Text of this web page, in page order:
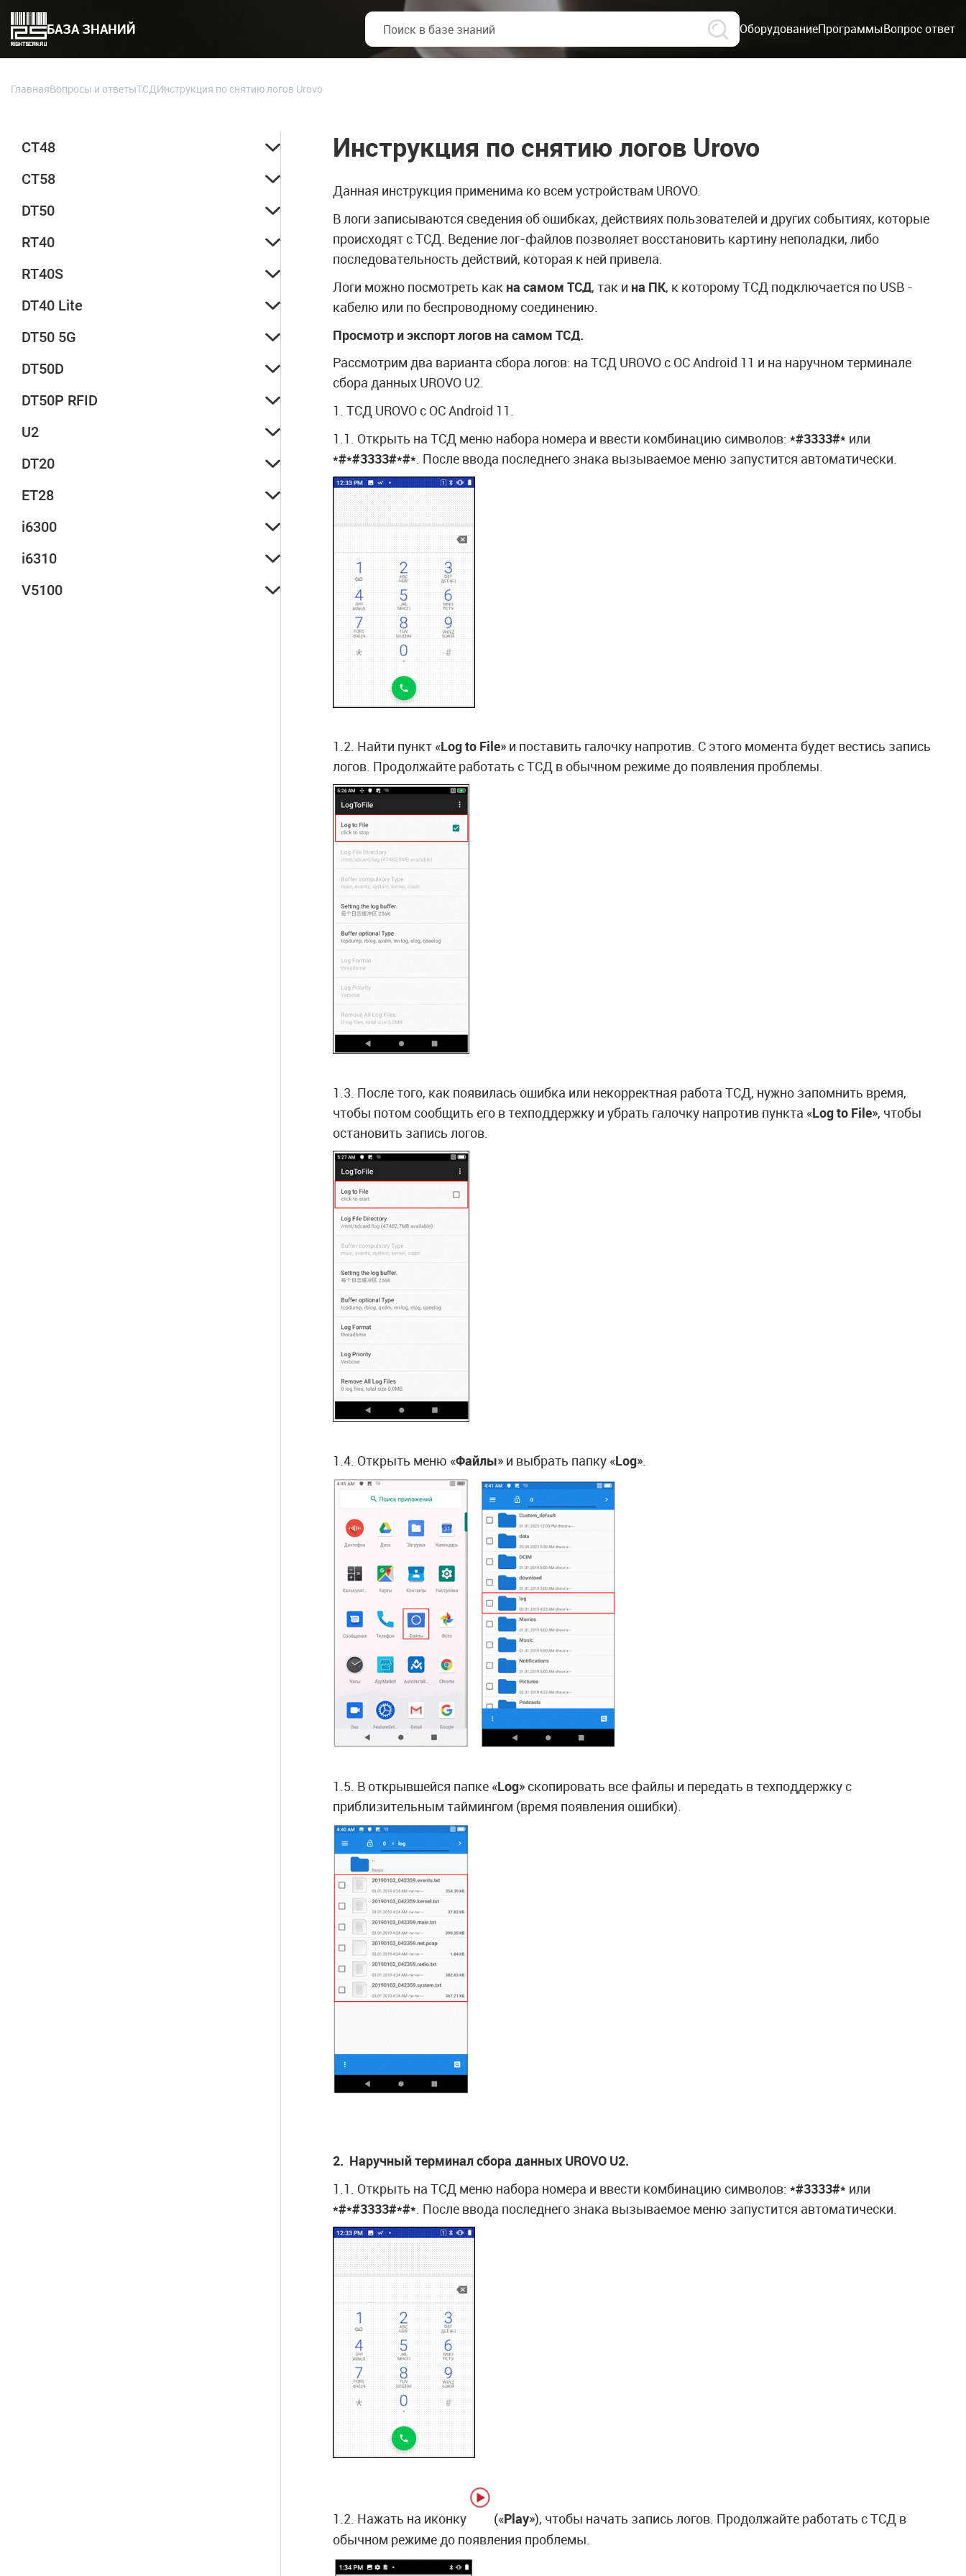
БАЗА ЗНАНИЙ ОборудованиеПрограммыВопрос ответ
ГлавнаяВопросы и ответыТСДИнструкция по снятию логов Urovo
CT48
CT58
DT50
RT40
RT40S
DT40 Lite
DT50 5G
DT50D
DT50P RFID
U2
DT20
ET28
i6300
i6310
V5100
Инструкция по снятию логов Urovo
Данная инструкция применима ко всем устройствам UROVO.
В логи записываются сведения об ошибках, действиях пользователей и других событиях, которые
происходят с ТСД. Ведение лог-файлов позволяет восстановить картину неполадки, либо
последовательность действий, которая к ней привела.
Логи можно посмотреть как на самом ТСД, так и на ПК, к которому ТСД подключается по USB -
кабелю или по беспроводному соединению.
Просмотр и экспорт логов на самом ТСД.
Рассмотрим два варианта сбора логов: на ТСД UROVO с ОС Android 11 и на наручном терминале
сбора данных UROVO U2.
1. ТСД UROVO с ОС Android 11.
1.1. Открыть на ТСД меню набора номера и ввести комбинацию символов: *#3333#* или
*#*#3333#*#*. После ввода последнего знака вызываемое меню запустится автоматически.
1.2. Найти пункт «Log to File» и поставить галочку напротив. С этого момента будет вестись запись
логов. Продолжайте работать с ТСД в обычном режиме до появления проблемы.
1.3. После того, как появилась ошибка или некорректная работа ТСД, нужно запомнить время,
чтобы потом сообщить его в техподдержку и убрать галочку напротив пункта «Log to File», чтобы
остановить запись логов.
1.4. Открыть меню «Файлы» и выбрать папку «Log».
1.5. В открывшейся папке «Log» скопировать все файлы и передать в техподдержку с
приблизительным таймингом (время появления ошибки).
2. Наручный терминал сбора данных UROVO U2.
1.1. Открыть на ТСД меню набора номера и ввести комбинацию символов: *#3333#* или
*#*#3333#*#* . После ввода последнего знака вызываемое меню запустится автоматически.
1.2. Нажать на иконку («Play»), чтобы начать запись логов. Продолжайте работать с ТСД в
обычном режиме до появления проблемы.